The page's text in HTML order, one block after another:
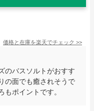
価格と在庫を楽天でチェック >>
のバスソルトがおすす
の面でも癒されそうで
ポイントです。